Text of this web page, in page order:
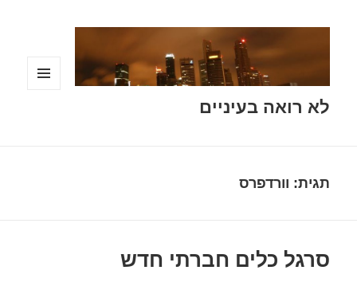
לא רואה בעיניים
תגית: וורדפרס
סרגל כלים חברתי חדש